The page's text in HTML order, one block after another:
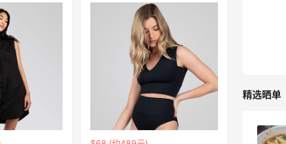
RFM Denim
精选晒单
iherb打工人**三件套 | 内调外养篇！